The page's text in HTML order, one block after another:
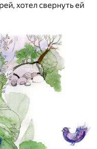
хотел свернуть ей